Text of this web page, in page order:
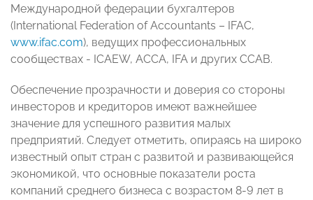
Международной федерации бухгалтеров
(International Federation of Accountants – IFAC,
www.ifac.com), ведущих профессиональных
сообществах - ICAEW, ACCA, IFA и других CCAB.
Обеспечение прозрачности и доверия со стороны
инвесторов и кредиторов имеют важнейшее
значение для успешного развития малых
предприятий. Следует отметить, опираясь на широко
известный опыт стран с развитой и развивающейся
экономикой, что основные показатели роста
компаний среднего бизнеса с возрастом 8-9 лет в